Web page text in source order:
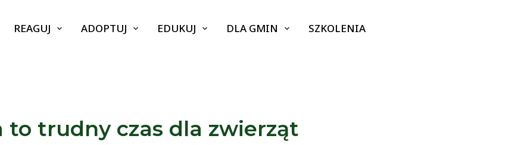
REAGUJ ADOPTUJ EDUKUJ DLA GMIN SZKOLENIA
to trudny czas dla zwierząt